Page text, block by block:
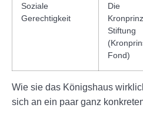
Soziale
Gerechtigkeit
Die
Stiftung
Fond)
Wie sie das Königshaus
sich an ein paar ganz